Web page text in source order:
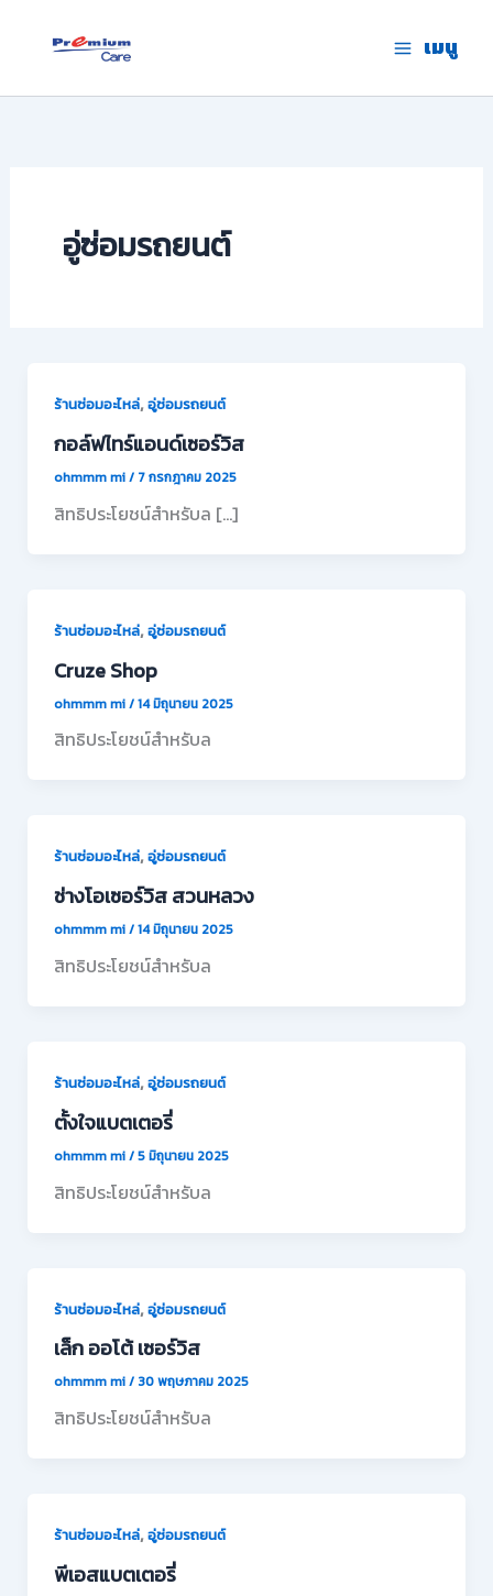
เมนู
อู่ซ่อมรถยนต์
ร้านซ่อมอะไหล่,อู่ซ่อมรถยนต์
กอล์ฟไทร์แอนด์เซอร์วิส
ohmmm mi/ 7 กรกฎาคม 2025
สิทธิประโยชน์สำหรับล […]
ร้านซ่อมอะไหล่,อู่ซ่อมรถยนต์
Cruze Shop
ohmmm mi/14 มิถุนายน 2025
สิทธิประโยชน์สำหรับล
ร้านซ่อมอะไหล่,อู่ซ่อมรถยนต์
ช่างโอเซอร์วิส สวนหลวง
ohmmm mi/14 มิถุนายน 2025
สิทธิประโยชน์สำหรับล
ร้านซ่อมอะไหล่,อู่ซ่อมรถยนต์
ตั้งใจแบตเตอรี่
ohmmm mi/5 มิถุนายน 2025
สิทธิประโยชน์สำหรับล
ร้านซ่อมอะไหล่,อู่ซ่อมรถยนต์
เล็ก ออโต้ เซอร์วิส
ohmmm mi/ 30 พฤษภาคม 2025
สิทธิประโยชน์สำหรับล
ร้านซ่อมอะไหล่,อู่ซ่อมรถยนต์
พีเอสแบตเตอรี่